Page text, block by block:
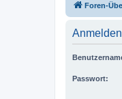
Foren-
Anmelden
Passwort: